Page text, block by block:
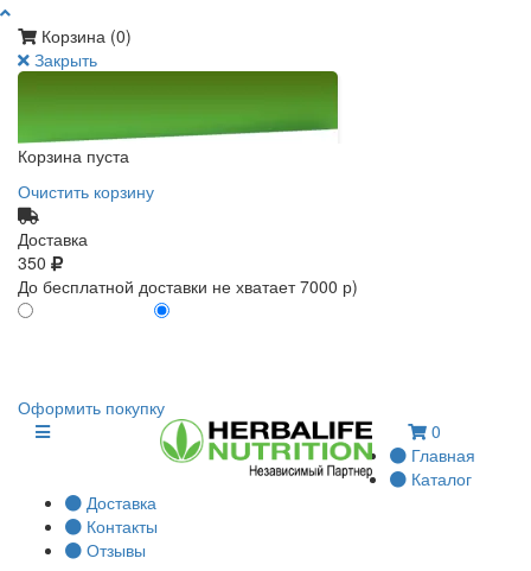
Корзина (0)
Закрыть
Корзина пуста
Очистить корзину
Доставка
350
До бесплатной доставки не хватает 7000 р)
Оформить покупку
0
Главная
Каталог
Доставка
Контакты
Отзывы